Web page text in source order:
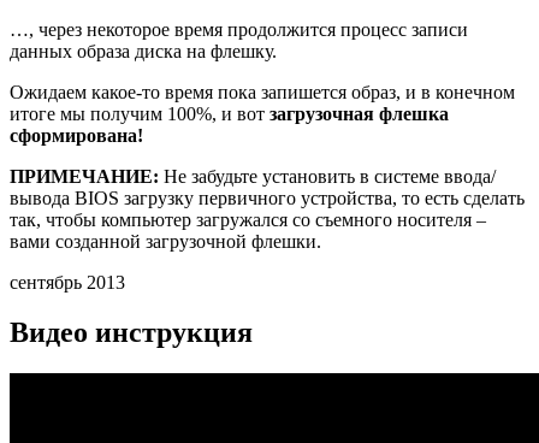
…, через некоторое время продолжится процесс записи
данных образа диска на флешку.
Ожидаем какое-то время пока запишется образ, и в конечном
итоге мы получим 100%, и вот загрузочная флешка
сформирована!
ПРИМЕЧАНИЕ: Не забудьте установить в системе ввода/
вывода BIOS загрузку первичного устройства, то есть сделать
так, чтобы компьютер загружался со съемного носителя –
вами созданной загрузочной флешки.
сентябрь 2013
Видео инструкция